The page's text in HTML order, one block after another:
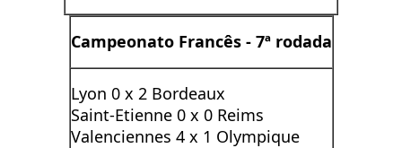
Campeonato Francês - 7ª rodada
Lyon 0 x 2 Bordeaux
Saint-Etienne 0 x 0 Reims
Valenciennes 4 x 1 Olympique